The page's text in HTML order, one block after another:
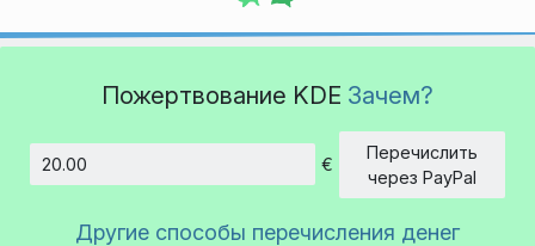
Пожертвование KDE Зачем?
€
Перечислить
через PayPal
Другие способы перечисления денег